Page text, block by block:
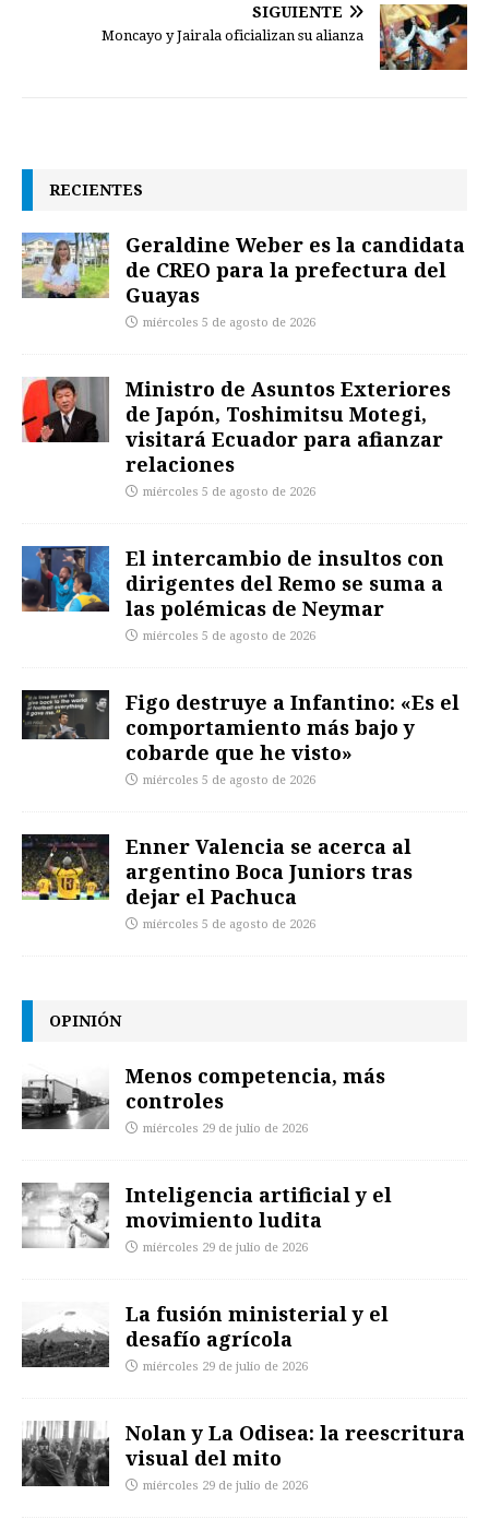
SIGUIENTE
Moncayo y Jairala oficializan su alianza
RECIENTES
Geraldine Weber es la candidata
de CREO para la prefectura del
Guayas
miércoles 5 de agosto de 2026
Ministro de Asuntos Exteriores
de Japón, Toshimitsu Motegi,
visitará Ecuador para afianzar
relaciones
miércoles 5 de agosto de 2026
El intercambio de insultos con
dirigentes del Remo se suma a
las polémicas de Neymar
miércoles 5 de agosto de 2026
Figo destruye a Infantino: «Es el
comportamiento más bajo y
cobarde que he visto»
miércoles 5 de agosto de 2026
Enner Valencia se acerca al
argentino Boca Juniors tras
dejar el Pachuca
miércoles 5 de agosto de 2026
OPINIÓN
Menos competencia, más
controles
miércoles 29 de julio de 2026
Inteligencia artificial y el
movimiento ludita
miércoles 29 de julio de 2026
La fusión ministerial y el
desafío agrícola
miércoles 29 de julio de 2026
Nolan y La Odisea: la reescritura
visual del mito
miércoles 29 de julio de 2026